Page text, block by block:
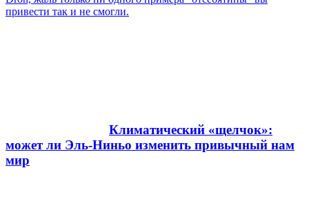
привести так и не смогли.
Климатический «щелчок»:
может ли Эль-Ниньо изменить привычный нам
мир